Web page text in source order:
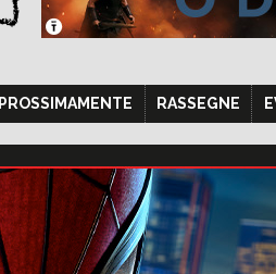
PROSSIMAMENTE RASSEGNE